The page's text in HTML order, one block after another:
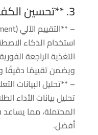
3. **تحسين الكفاءة (Efficiency)**
استخدام الذكاء
التغذية الراجعة
ويضمن تقييمًا دقيقًا
تحليل بيانات الأداء
المحتملة، مما يساعد
أفضل.